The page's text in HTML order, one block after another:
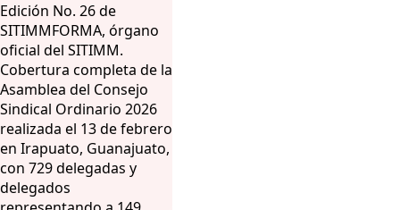
Edición No. 26 de
SITIMMFORMA, órgano
oficial del SITIMM.
Cobertura completa de la
Asamblea del Consejo
Sindical Ordinario 2026
realizada el 13 de febrero
en Irapuato, Guanajuato,
con 729 delegadas y
delegados